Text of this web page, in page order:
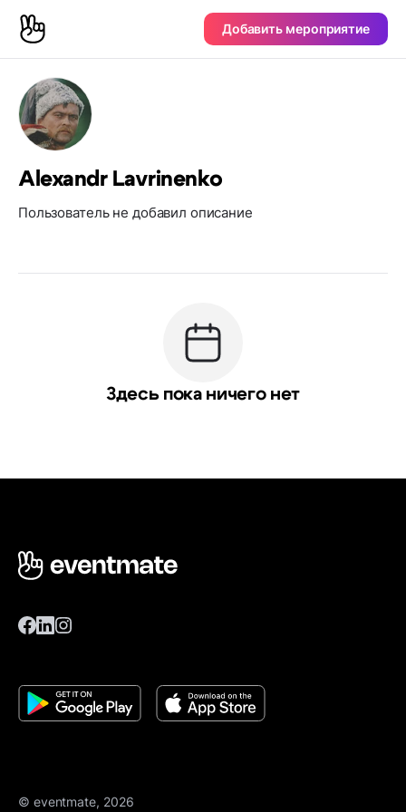
Добавить мероприятие
Alexandr Lavrinenko
Пользователь не добавил описание
Здесь пока ничего нет
© eventmate, 2026